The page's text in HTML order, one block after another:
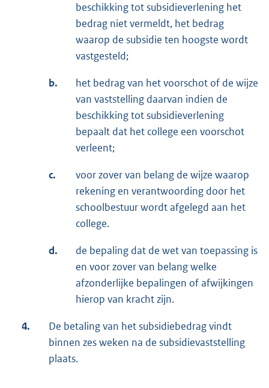
beschikking tot subsidieverlening het
bedrag niet vermeldt, het bedrag
waarop de subsidie ten hoogste wordt
vastgesteld;
b.
het bedrag van het voorschot of de wijze
van vaststelling daarvan indien de
beschikking tot subsidieverlening
bepaalt dat het college een voorschot
verleent;
c.
voor zover van belang de wijze waarop
rekening en verantwoording door het
schoolbestuur wordt afgelegd aan het
college.
d.
de bepaling dat de wet van toepassing is
en voor zover van belang welke
afzonderlijke bepalingen of afwijkingen
hierop van kracht zijn.
4.
De betaling van het subsidiebedrag vindt
binnen zes weken na de subsidievaststelling
plaats.